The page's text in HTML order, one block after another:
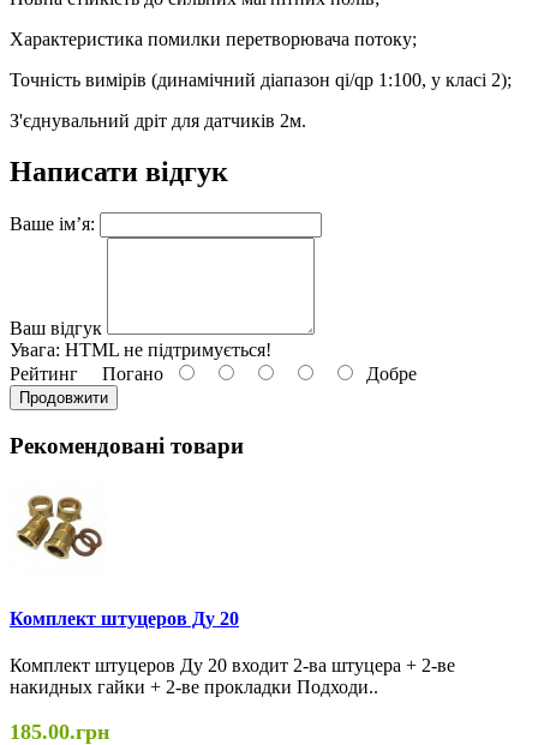
Характеристика помилки перетворювача потоку;
Точність вимірів (динамічний діапазон qi/qp 1:100, у класі 2);
З'єднувальний дріт для датчиків 2м.
Написати відгук
Ваше ім’я:
Ваш відгук
Увага: HTML не підтримується!
Рейтинг Погано Добре
Продовжити
Рекомендовані товари
Комплект штуцеров Ду 20
Комплект штуцеров Ду 20 входит 2-ва штуцера + 2-ве
накидных гайки + 2-ве прокладки Подходи..
185.00.грн